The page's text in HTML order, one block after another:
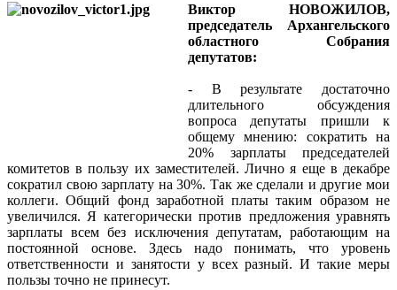
Виктор НОВОЖИЛОВ,
председатель Архангельского
областного Собрания
депутатов:
- В результате достаточно
длительного обсуждения
вопроса депутаты пришли к
общему мнению: сократить на
20% зарплаты председателей
комитетов в пользу их заместителей. Лично я еще в декабре
сократил свою зарплату на 30%. Так же сделали и другие мои
коллеги. Общий фонд заработной платы таким образом не
увеличился. Я категорически против предложения уравнять
зарплаты всем без исключения депутатам, работающим на
постоянной основе. Здесь надо понимать, что уровень
ответственности и занятости у всех разный. И такие меры
пользы точно не принесут.